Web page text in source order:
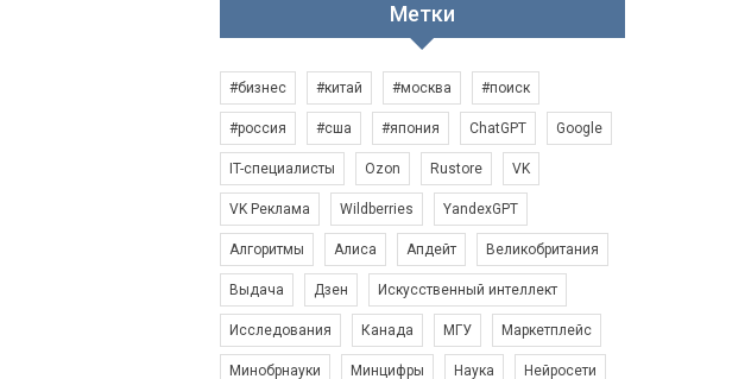
Метки
#бизнес #китай #москва #поиск
#россия #сша #япония ChatGPT Google
IT-специалисты Ozon Rustore VK
VK Реклама Wildberries YandexGPT
Алгоритмы Алиса Апдейт Великобритания
Выдача Дзен Искусственный интеллект
Исследования Канада МГУ Маркетплейс
Минобрнауки Минцифры Наука Нейросети